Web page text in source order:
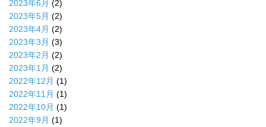
2023年6月 (2)
2023年5月 (2)
2023年4月 (2)
2023年3月 (3)
2023年2月 (2)
2023年1月 (2)
2022年12月 (1)
2022年11月 (1)
2022年10月 (1)
2022年9月 (1)